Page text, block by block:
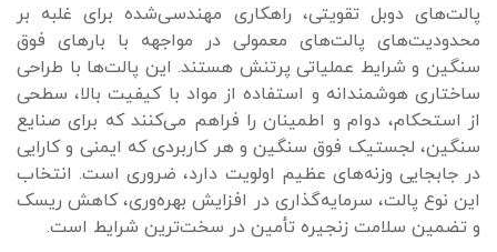
پالت‌های دوبل تقویتی، راهکاری مهندسی‌شده برای غلبه بر
محدودیت‌های پالت‌های معمولی در مواجهه با بارهای فوق
سنگین و شرایط عملیاتی پرتنش هستند. این پالت‌ها با طراحی
ساختاری هوشمندانه و استفاده از مواد با کیفیت بالا، سطحی
از استحکام، دوام و اطمینان را فراهم می‌کنند که برای صنایع
سنگین، لجستیک فوق سنگین و هر کاربردی که ایمنی و کارایی
در جابجایی وزنه‌های عظیم اولویت دارد، ضروری است. انتخاب
این نوع پالت، سرمایه‌گذاری در افزایش بهره‌وری، کاهش ریسک
و تضمین سلامت زنجیره تأمین در سخت‌ترین شرایط است.